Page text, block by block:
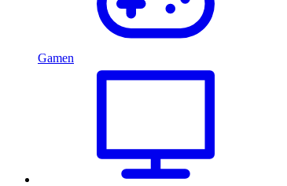
Gamen